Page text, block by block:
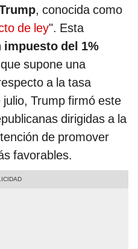
, conocida como
de ley". Esta
impuesto del 1%
supone una
a la tasa
Trump firmó este
dirigidas a la
de promover
favorables.